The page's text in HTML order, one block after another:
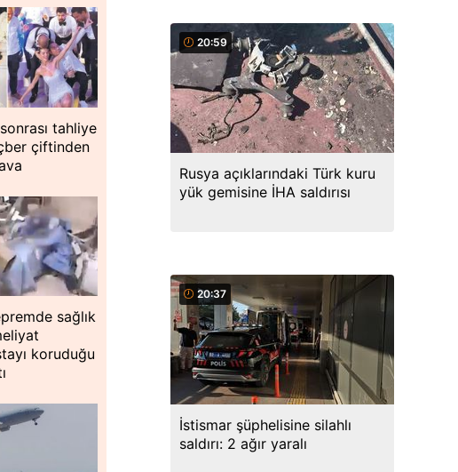
tahliye
çiftinden
sağlık
koruduğu
20:59
Rusya açıklarındaki Türk kuru
yük gemisine İHA saldırısı
20:37
İstismar şüphelisine silahlı
saldırı: 2 ağır yaralı